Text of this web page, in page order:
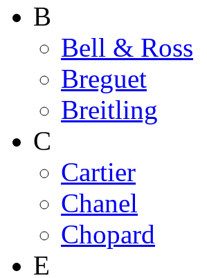
B
Bell & Ross
Breguet
Breitling
C
Cartier
Chanel
Chopard
E